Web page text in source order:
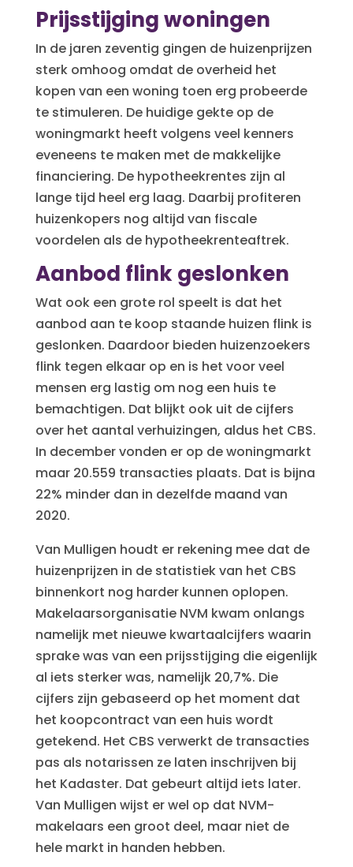
Prijsstijging woningen
In de jaren zeventig gingen de huizenprijzen
sterk omhoog omdat de overheid het
kopen van een woning toen erg probeerde
te stimuleren. De huidige gekte op de
woningmarkt heeft volgens veel kenners
eveneens te maken met de makkelijke
financiering. De hypotheekrentes zijn al
lange tijd heel erg laag. Daarbij profiteren
huizenkopers nog altijd van fiscale
voordelen als de hypotheekrenteaftrek.
Aanbod flink geslonken
Wat ook een grote rol speelt is dat het
aanbod aan te koop staande huizen flink is
geslonken. Daardoor bieden huizenzoekers
flink tegen elkaar op en is het voor veel
mensen erg lastig om nog een huis te
bemachtigen. Dat blijkt ook uit de cijfers
over het aantal verhuizingen, aldus het CBS.
In december vonden er op de woningmarkt
maar 20.559 transacties plaats. Dat is bijna
22% minder dan in dezelfde maand van
2020.
Van Mulligen houdt er rekening mee dat de
huizenprijzen in de statistiek van het CBS
binnenkort nog harder kunnen oplopen.
Makelaarsorganisatie NVM kwam onlangs
namelijk met nieuwe kwartaalcijfers waarin
sprake was van een prijsstijging die eigenlijk
al iets sterker was, namelijk 20,7%. Die
cijfers zijn gebaseerd op het moment dat
het koopcontract van een huis wordt
getekend. Het CBS verwerkt de transacties
pas als notarissen ze laten inschrijven bij
het Kadaster. Dat gebeurt altijd iets later.
Van Mulligen wijst er wel op dat NVM-
makelaars een groot deel, maar niet de
hele markt in handen hebben.